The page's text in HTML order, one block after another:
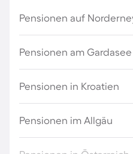
Pensionen auf
Pensionen am Gardasee
Pensionen in Kroatien
Pensionen im Allgäu